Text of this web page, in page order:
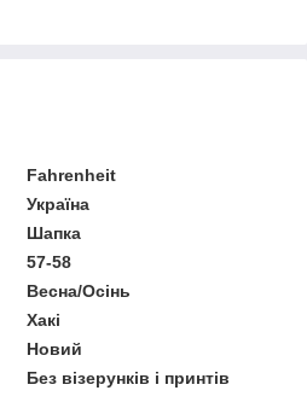
Fahrenheit
Україна
Шапка
57-58
Весна/Осінь
Хакі
Новий
Без візерунків і принтів